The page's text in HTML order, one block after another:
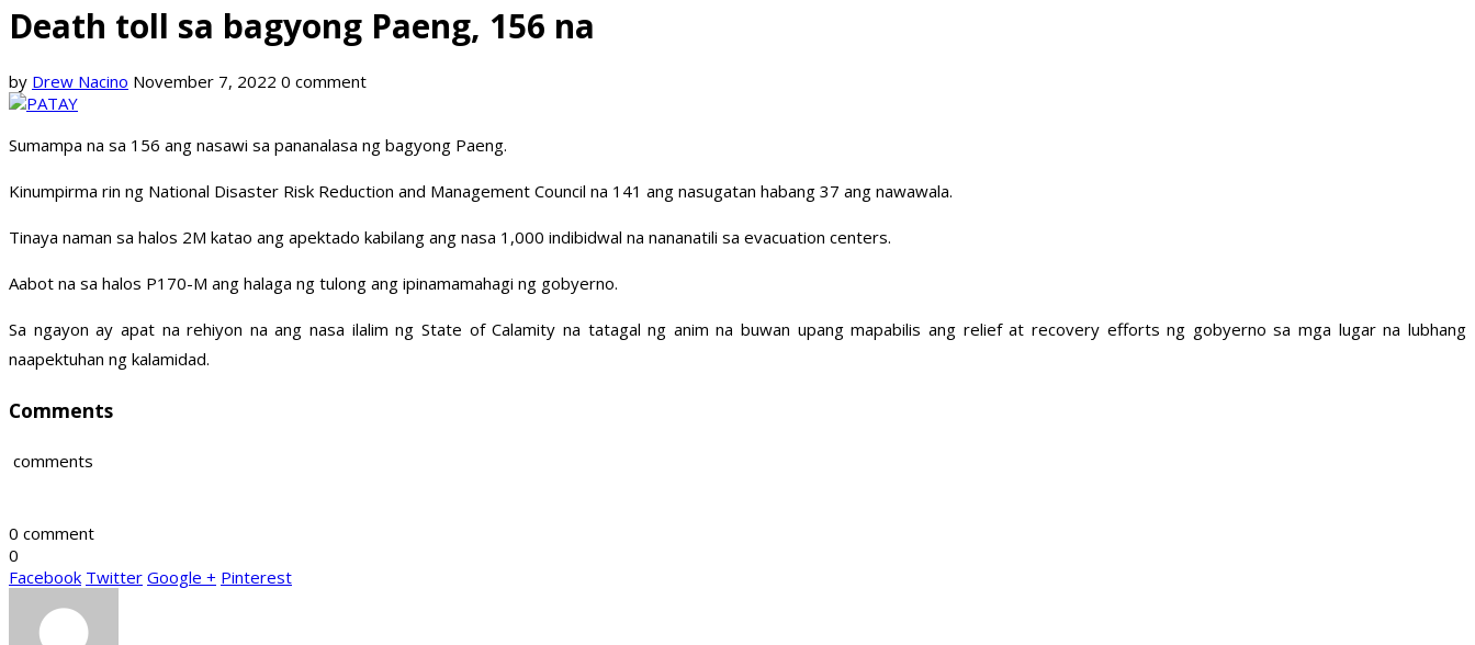
Death toll sa bagyong Paeng, 156 na
by Drew Nacino November 7, 2022 0 comment
Sumampa na sa 156 ang nasawi sa pananalasa ng bagyong Paeng.
Kinumpirma rin ng National Disaster Risk Reduction and Management Council na 141 ang nasugatan habang 37 ang nawawala.
Tinaya naman sa halos 2M katao ang apektado kabilang ang nasa 1,000 indibidwal na nananatili sa evacuation centers.
Aabot na sa halos P170-M ang halaga ng tulong ang ipinamamahagi ng gobyerno.
Sa ngayon ay apat na rehiyon na ang nasa ilalim ng State of Calamity na tatagal ng anim na buwan upang mapabilis ang relief at recovery efforts ng gobyerno sa mga lugar na lubhang
naapektuhan ng kalamidad.
Comments
comments
0 comment
0
Facebook Twitter Google + Pinterest